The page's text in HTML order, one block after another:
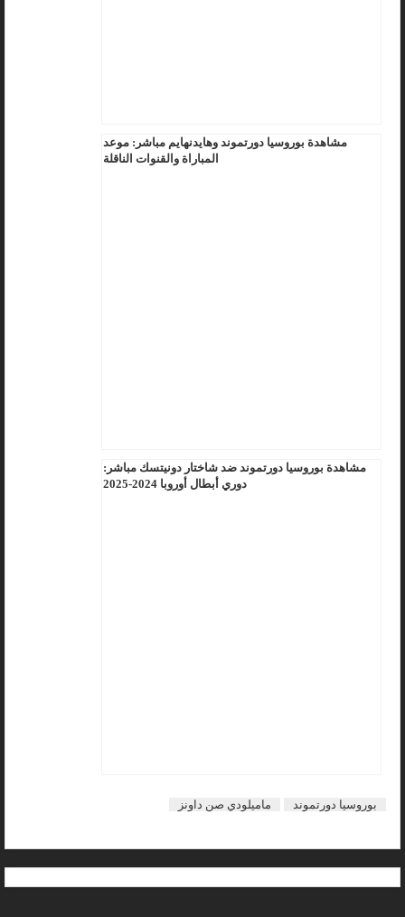
مشاهدة بوروسيا دورتموند وهايدنهايم مباشر: موعد
المباراة والقنوات الناقلة
مشاهدة بوروسيا دورتموند ضد شاختار دونيتسك مباشر:
دوري أبطال أوروبا 2024-2025
بوروسيا دورتموند ماميلودي صن داونز